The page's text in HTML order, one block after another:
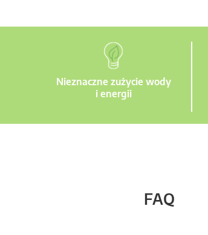
Nieznaczne zużycie wody
i energii
FAQ